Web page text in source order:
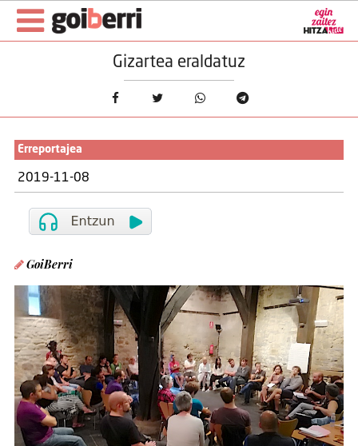
Gizartea eraldatuz
Erreportajea
2019-11-08
GoiBerri